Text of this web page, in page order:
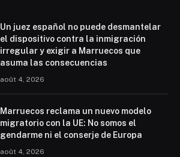
Un juez español no puede desmantelar
el dispositivo contra la inmigración
irregular y exigir a Marruecos que
asuma las consecuencias
août 4, 2026
Marruecos reclama un nuevo modelo
migratorio con la UE: No somos el
gendarme ni el conserje de Europa
août 4, 2026